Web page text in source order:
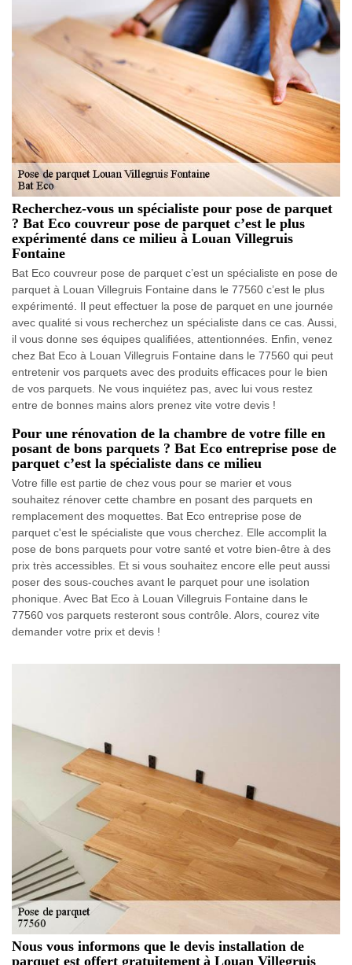
Recherchez-vous un spécialiste pour pose de parquet
? Bat Eco couvreur pose de parquet c’est le plus
expérimenté dans ce milieu à Louan Villegruis
Fontaine
Bat Eco couvreur pose de parquet c’est un spécialiste en pose de
parquet à Louan Villegruis Fontaine dans le 77560 c’est le plus
expérimenté. Il peut effectuer la pose de parquet en une journée
avec qualité si vous recherchez un spécialiste dans ce cas. Aussi,
il vous donne ses équipes qualifiées, attentionnées. Enfin, venez
chez Bat Eco à Louan Villegruis Fontaine dans le 77560 qui peut
entretenir vos parquets avec des produits efficaces pour le bien
de vos parquets. Ne vous inquiétez pas, avec lui vous restez
entre de bonnes mains alors prenez vite votre devis !
Pour une rénovation de la chambre de votre fille en
posant de bons parquets ? Bat Eco entreprise pose de
parquet c’est la spécialiste dans ce milieu
Votre fille est partie de chez vous pour se marier et vous
souhaitez rénover cette chambre en posant des parquets en
remplacement des moquettes. Bat Eco entreprise pose de
parquet c'est le spécialiste que vous cherchez. Elle accomplit la
pose de bons parquets pour votre santé et votre bien-être à des
prix très accessibles. Et si vous souhaitez encore elle peut aussi
poser des sous-couches avant le parquet pour une isolation
phonique. Avec Bat Eco à Louan Villegruis Fontaine dans le
77560 vos parquets resteront sous contrôle. Alors, courez vite
demander votre prix et devis !
Nous vous informons que le devis installation de
parquet est offert gratuitement à Louan Villegruis